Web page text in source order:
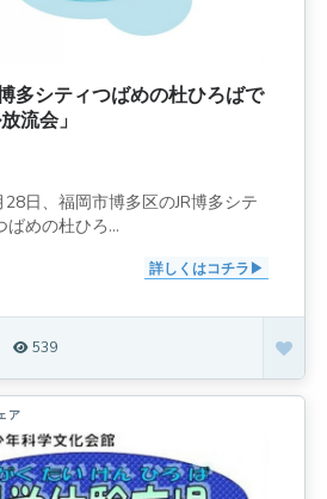
多シティつばめの杜ひろばで
流会」
日、福岡市博多区のJR博多シテ
ばめの杜ひろ...
詳しくはコチラ
539
ア